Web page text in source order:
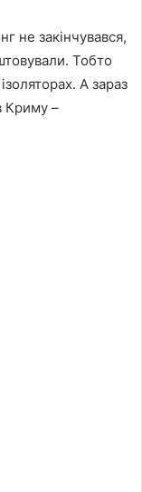
не закінчувався,
Тобто
А зараз
Криму –